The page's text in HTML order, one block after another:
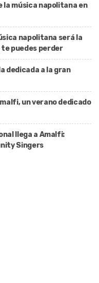
la música napolitana en
napolitana será la
puedes perder
dedicada a la gran
un verano dedicado
llega a Amalfi:
Singers